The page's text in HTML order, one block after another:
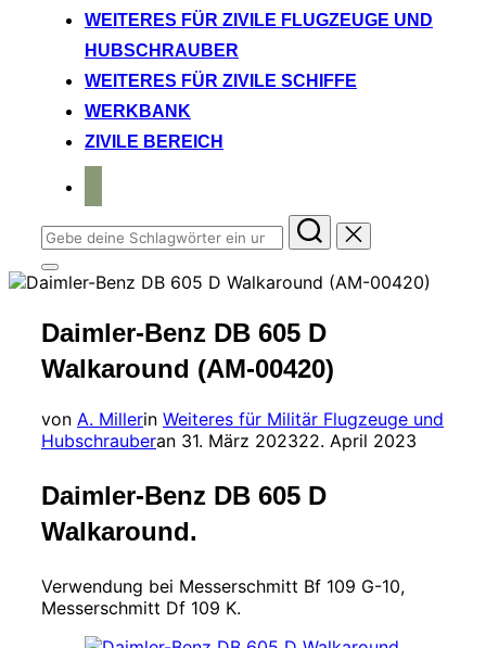
WEITERES FÜR ZIVILE FLUGZEUGE UND
HUBSCHRAUBER
WEITERES FÜR ZIVILE SCHIFFE
WERKBANK
ZIVILE BEREICH
Suchen
nach:
Seitenleiste
&
umschalten
Daimler-Benz DB 605 D
Walkaround (AM-00420)
von A. Millerin Weiteres für Militär Flugzeuge und
Hubschrauberan Veröffentlicht
31. März 202322. April 2023
Daimler-Benz DB 605 D
Walkaround.
Verwendung bei Messerschmitt Bf 109 G-10,
Messerschmitt Df 109 K.